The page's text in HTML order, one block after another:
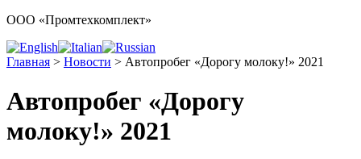
ООО «Промтехкомплект»
Главная > Новости > Автопробег «Дорогу молоку!» 2021
Автопробег «Дорогу
молоку!» 2021